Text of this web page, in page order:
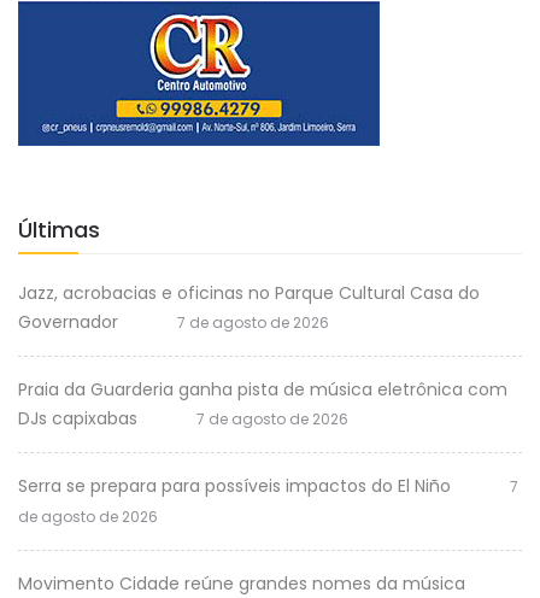
Últimas
Jazz, acrobacias e oficinas no Parque Cultural Casa do
Governador
7 de agosto de 2026
Praia da Guarderia ganha pista de música eletrônica com
DJs capixabas
7 de agosto de 2026
Serra se prepara para possíveis impactos do El Niño
7
de agosto de 2026
Movimento Cidade reúne grandes nomes da música